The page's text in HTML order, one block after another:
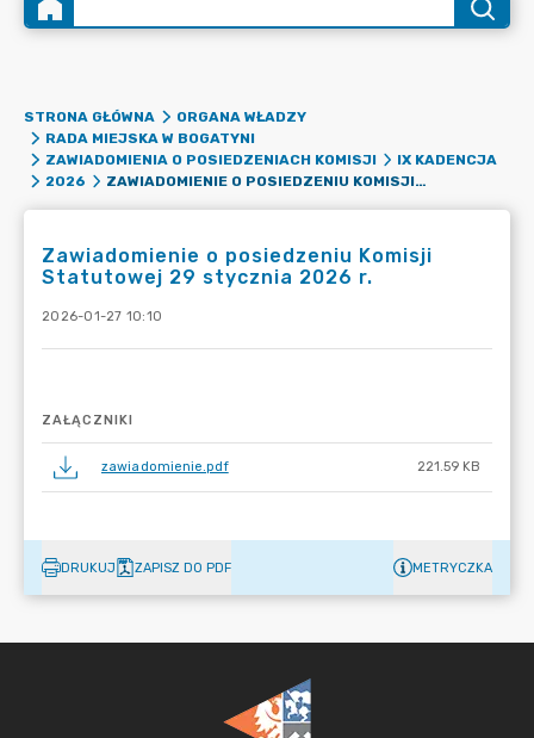
STRONA GŁÓWNA
ORGANA WŁADZY
RADA MIEJSKA W BOGATYNI
ZAWIADOMIENIA O POSIEDZENIACH KOMISJI
IX KADENCJA
2026
ZAWIADOMIENIE O POSIEDZENIU KOMISJI STATUTOWEJ 29 STYCZNIA 2026 R.
Zawiadomienie o posiedzeniu Komisji
Statutowej 29 stycznia 2026 r.
2026-01-27 10:10
ZAŁĄCZNIKI
zawiadomienie.pdf 221.59 KB
DRUKUJ ZAPISZ DO PDF METRYCZKA